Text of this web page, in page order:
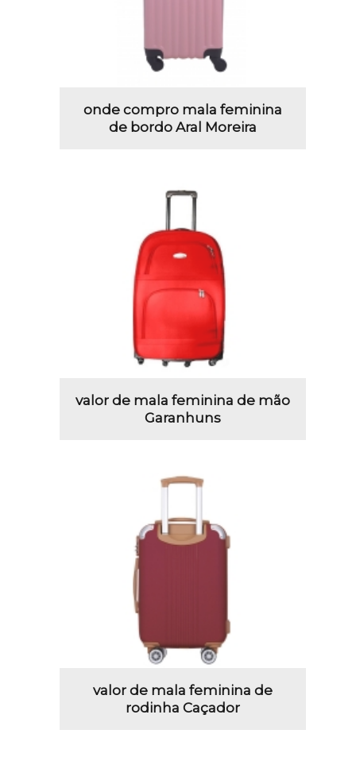
onde compro mala feminina
de bordo Aral Moreira
valor de mala feminina de mão
Garanhuns
valor de mala feminina de
rodinha Caçador